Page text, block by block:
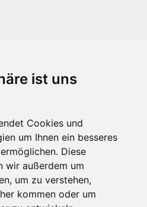
ist uns
Cookies und
um Ihnen ein besseres
Diese
wir außerdem um
um zu verstehen,
kommen oder um
NOT - Österreich